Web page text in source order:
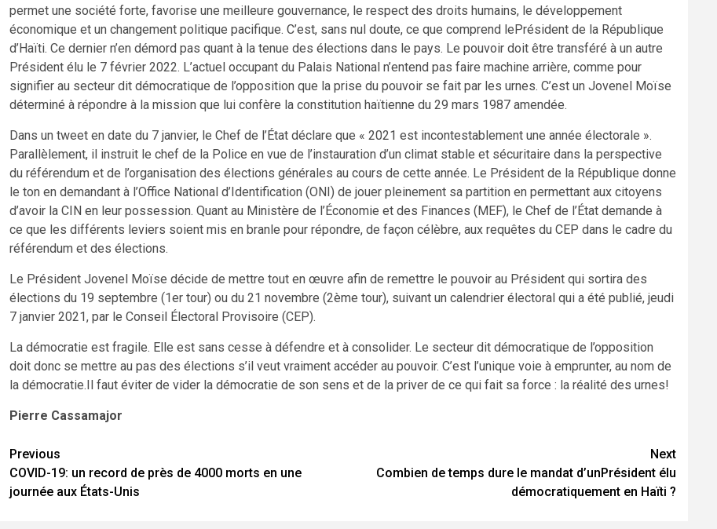
permet une société forte, favorise une meilleure gouvernance, le respect des droits humains, le développement
économique et un changement politique pacifique. C’est, sans nul doute, ce que comprend lePrésident de la République
d’Haïti. Ce dernier n’en démord pas quant à la tenue des élections dans le pays. Le pouvoir doit être transféré à un autre
Président élu le 7 février 2022. L’actuel occupant du Palais National n’entend pas faire machine arrière, comme pour
signifier au secteur dit démocratique de l’opposition que la prise du pouvoir se fait par les urnes. C’est un Jovenel Moïse
déterminé à répondre à la mission que lui confère la constitution haïtienne du 29 mars 1987 amendée.
Dans un tweet en date du 7 janvier, le Chef de l’État déclare que « 2021 est incontestablement une année électorale ».
Parallèlement, il instruit le chef de la Police en vue de l’instauration d’un climat stable et sécuritaire dans la perspective
du référendum et de l’organisation des élections générales au cours de cette année. Le Président de la République donne
le ton en demandant à l’Office National d’Identification (ONI) de jouer pleinement sa partition en permettant aux citoyens
d’avoir la CIN en leur possession. Quant au Ministère de l’Économie et des Finances (MEF), le Chef de l’État demande à
ce que les différents leviers soient mis en branle pour répondre, de façon célèbre, aux requêtes du CEP dans le cadre du
référendum et des élections.
Le Président Jovenel Moïse décide de mettre tout en œuvre afin de remettre le pouvoir au Président qui sortira des
élections du 19 septembre (1er tour) ou du 21 novembre (2ème tour), suivant un calendrier électoral qui a été publié, jeudi
7 janvier 2021, par le Conseil Électoral Provisoire (CEP).
La démocratie est fragile. Elle est sans cesse à défendre et à consolider. Le secteur dit démocratique de l’opposition
doit donc se mettre au pas des élections s’il veut vraiment accéder au pouvoir. C’est l’unique voie à emprunter, au nom de
la démocratie.Il faut éviter de vider la démocratie de son sens et de la priver de ce qui fait sa force : la réalité des urnes!
Pierre Cassamajor
Continue
Reading
Previous
COVID-19: un record de près de 4000 morts en une
journée aux États-Unis
Next
Combien de temps dure le mandat d’unPrésident élu
démocratiquement en Haïti ?